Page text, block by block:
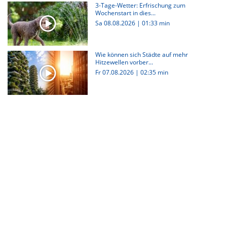
3-Tage-Wetter: Erfrischung zum
Wochenstart in dies...
Sa 08.08.2026 | 01:33 min
Wie können sich Städte auf mehr
Hitzewellen vorber...
Fr 07.08.2026 | 02:35 min